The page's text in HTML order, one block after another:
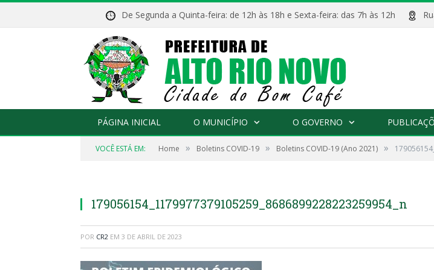
De Segunda a Quinta-feira: de 12h às 18h e Sexta-feira: das 7h às 12h
PÁGINA INICIAL O MUNICÍPIO O GOVERNO
VOCÊ ESTÁ EM: Home » Boletins COVID-19 » Boletins COVID-19 (Ano 2021) »
179056154_1179977379105259_8686899228223259954_n
POR CR2 EM 3 DE ABRIL DE 2023